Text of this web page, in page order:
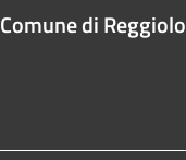
Comune di Reggiolo